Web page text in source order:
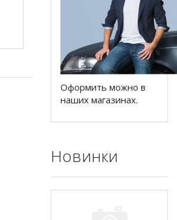
Оформить можно в
наших магазинах.
Новинки